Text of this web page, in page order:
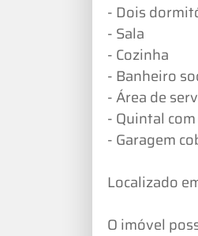
- Dois
- Sala
- Cozinha
- Banheiro
- Área de
- Quintal
- Garagem
Localizado
O imóvel